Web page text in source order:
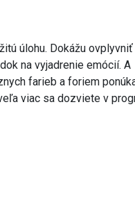
úlohu. Dokážu ovplyvniť
na vyjadrenie emócií. A
farieb a foriem
viac sa dozviete v